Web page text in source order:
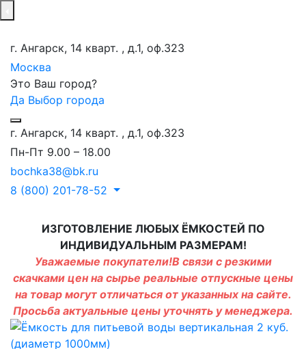
г. Ангарск, 14 кварт. , д.1, оф.323
Москва
Это Ваш город?
Да Выбор города
г. Ангарск, 14 кварт. , д.1, оф.323
Пн-Пт 9.00 – 18.00
bochka38@bk.ru
8 (800) 201-78-52
ИЗГОТОВЛЕНИЕ ЛЮБЫХ ЁМКОСТЕЙ ПО
ИНДИВИДУАЛЬНЫМ РАЗМЕРАМ!
Уважаемые покупатели!В связи с резкими
скачками цен на сырье реальные отпускные цены
на товар могут отличаться от указанных на сайте.
Просьба актуальные цены уточнять у менеджера.